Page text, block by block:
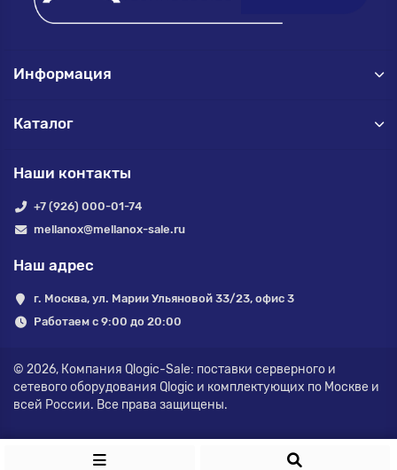
Информация
Каталог
Наши контакты
+7 (926) 000-01-74
mellanox@mellanox-sale.ru
Наш адрес
г. Москва, ул. Марии Ульяновой 33/23, офис 3
Работаем с 9:00 до 20:00
© 2026, Компания Qlogic-Sale: поставки серверного и
сетевого оборудования Qlogic и комплектующих по Москве и
всей России. Все права защищены.